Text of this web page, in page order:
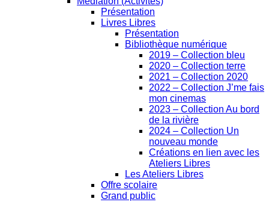
Présentation
Livres Libres
Présentation
Bibliothèque numérique
2019 – Collection bleu
2020 – Collection terre
2021 – Collection 2020
2022 – Collection J’me fais
mon cinemas
2023 – Collection Au bord
de la rivière
2024 – Collection Un
nouveau monde
Créations en lien avec les
Ateliers Libres
Les Ateliers Libres
Offre scolaire
Grand public